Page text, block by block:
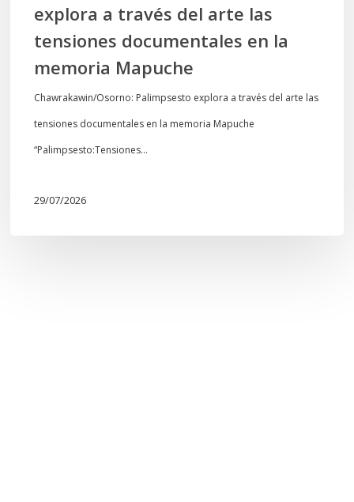
memoria
Mapuche
explora a través del arte las
tensiones documentales en la
memoria Mapuche
Chawrakawin/Osorno: Palimpsesto explora a través del arte las
tensiones documentales en la memoria Mapuche
“Palimpsesto:Tensiones…
29/07/2026